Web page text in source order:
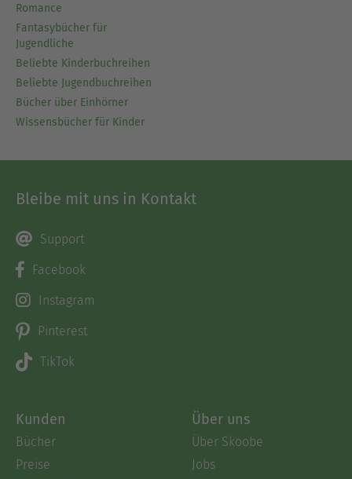
Romance
Fantasybücher für
Jugendliche
Beliebte Kinderbuchreihen
Beliebte Jugendbuchreihen
Bücher über Einhörner
Wissensbücher für Kinder
Bleibe mit uns in Kontakt
Support
Facebook
Instagram
Pinterest
TikTok
Kunden
Bücher
Preise
Über uns
Über Skoobe
Jobs